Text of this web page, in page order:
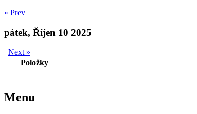
« Prev
pátek, Říjen 10 2025
Next »
Položky
Menu